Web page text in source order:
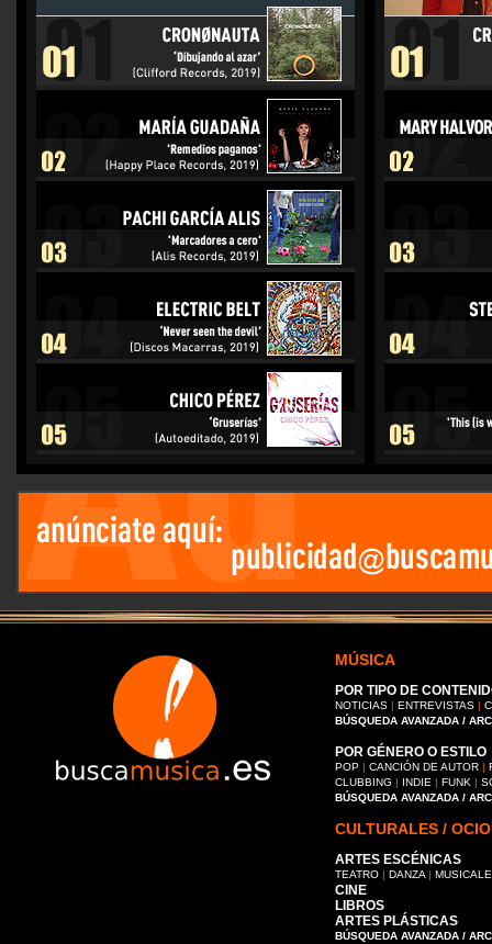
MÚSICA
POR TIPO DE
NOTICIAS | ENTREVISTAS |
BÚSQUEDA AVANZADA /
POR GÉNERO O ESTILO
POP | CANCIÓN DE AUTOR |
CLUBBING | INDIE | FUNK |
BÚSQUEDA AVANZADA /
CULTURALES / OCIO
ARTES ESCÉNICAS
TEATRO | DANZA |
CINE
LIBROS
ARTES PLÁSTICAS
BÚSQUEDA AVANZADA /